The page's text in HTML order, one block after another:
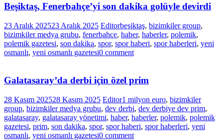
Beşiktaş, Fenerbahçe’yi son dakika golüyle devirdi
23 Aralık 202523 Aralık 2025 Editorbeşiktaş, bizimkiler group,
bizimkiler medya grubu, fenerbahçe, haber, haberler, polemik,
polemik gazetesi, son dakika, spor, spor haberi, spor haberleri, yeni
osmanlı, yeni osmanlı gazetesi0 comment
Galatasaray’da derbi için özel prim
28 Kasım 202528 Kasım 2025 Editor1 milyon euro, bizimkiler
group, bizimkiler medya grubu, dev derbi, dev derbiye dev prim,
galatasaray, galatasaray yönetimi, haber, haberler, polemik, polemik
gazetesi, prim, son dakika, spor, spor haberi, spor haberleri, yeni
osmanlı, yeni osmanlı gazetesi0 comment